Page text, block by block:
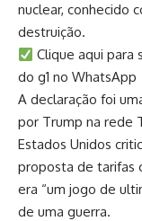
nuclear, conhecido
destruição.
Clique aqui para
do g1 no WhatsApp
A declaração foi
por Trump na rede
Estados Unidos
proposta de tarifas
era “um jogo de
de uma guerra.